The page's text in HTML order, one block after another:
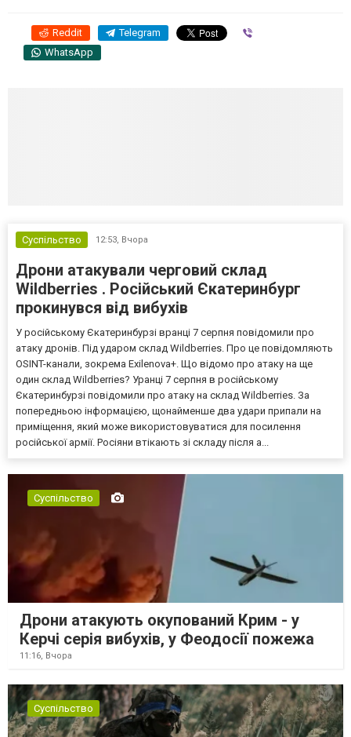
Reddit Telegram
WhatsApp
Суспільство 12:53, Вчора
Дрони атакували черговий склад
Wildberries . Російський Єкатеринбург
прокинувся від вибухів
У російському Єкатеринбурзі вранці 7 серпня повідомили про
атаку дронів. Під ударом склад Wildberries. Про це повідомляють
OSINT-канали, зокрема Exilenova+. Що відомо про атаку на ще
один склад Wildberries? Уранці 7 серпня в російському
Єкатеринбурзі повідомили про атаку на склад Wildberries. За
попередньою інформацією, щонайменше два удари припали на
приміщення, який може використовуватися для посилення
російської армії. Росіяни втікають зі складу після а...
Суспільство
Дрони атакують окупований Крим - у
Керчі серія вибухів, у Феодосії пожежа
11:16, Вчора
Суспільство